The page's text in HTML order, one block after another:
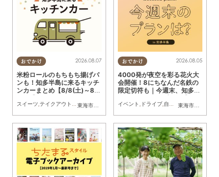
おでかけ
東海市
, 大府市 知多市,東浦町 ,阿久比町 ,半田市,常滑市
2026.08.07
米粉ロールのもちもち揚げパ
ンも！知多半島に来るキッチ
ンカーまとめ【8/8(土)～8/1
スイーツ,テイクアウト ,キッチンカー イベント,まとめ記事 ,親子
おでかけ
東海市大府市
2026.08.05
4000発が夜空を彩る花火大
会開催！8にちなんだ名鉄の
限定切符も｜今週末、知多半
(土)・9(日)】
イベント , ドライブ,自然 まちネタ